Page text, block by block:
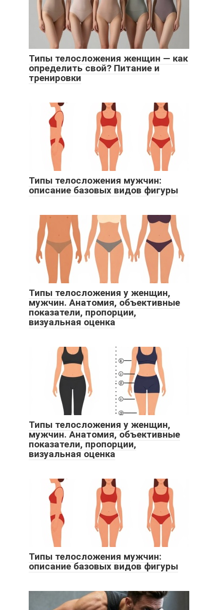
Типы телосложения женщин — как
определить свой? Питание и
тренировки
Типы телосложения мужчин:
описание базовых видов фигуры
Типы телосложения у женщин,
мужчин. Анатомия, объективные
показатели, пропорции,
визуальная оценка
Типы телосложения у женщин,
мужчин. Анатомия, объективные
показатели, пропорции,
визуальная оценка
Типы телосложения мужчин:
описание базовых видов фигуры